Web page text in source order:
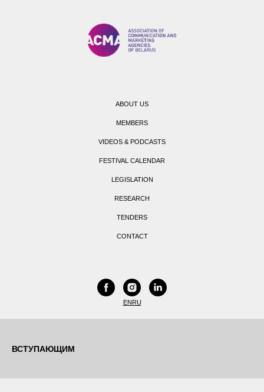
ABOUT US
MEMBERS
VIDEOS & PODCASTS
FESTIVAL CALENDAR
LEGISLATION
RESEARCH
TENDERS
CONTACT
ENRU
ВСТУПАЮЩИМ